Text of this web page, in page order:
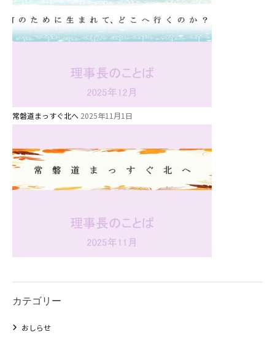
常磐道まっすぐ北へ 2025年11月1日
カテゴリー
おしらせ